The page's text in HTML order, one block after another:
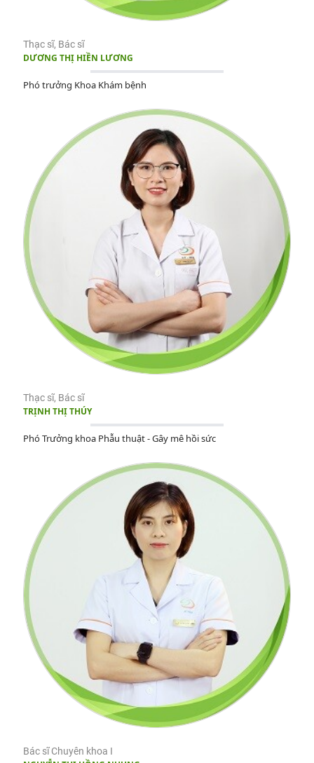
Thạc sĩ, Bác sĩ
DƯƠNG THỊ HIỀN LƯƠNG
Phó trưởng Khoa Khám bệnh
Thạc sĩ, Bác sĩ
TRỊNH THỊ THÚY
Phó Trưởng khoa Phẫu thuật - Gây mê hồi sức
Bác sĩ Chuyên khoa I